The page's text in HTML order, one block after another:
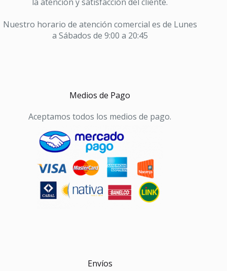
Nuestro horario de atención comercial es de Lunes
a Sábados de 9:00 a 20:45
Medios de Pago
Aceptamos todos los medios de pago.
Envíos